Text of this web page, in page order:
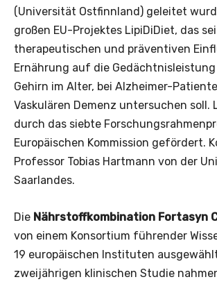
(Universität Ostfinnland) geleitet
großen EU-Projektes LipiDiDiet, das
therapeutischen und präventiven
Ernährung auf die
Gehirn im Alter, bei Alzheimer-
Vaskulären Demenz untersuchen soll.
durch das siebte
Europäischen Kommission gefördert.
Professor Tobias Hartmann von der
Saarlandes.
Die Nährstoffkombination Fortasyn
von einem Konsortium führender
19 europäischen Instituten
zweijährigen klinischen Studie